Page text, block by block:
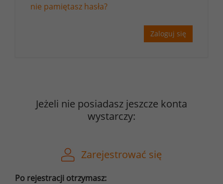
nie pamiętasz hasła?
Zaloguj się
Jeżeli nie posiadasz jeszcze konta
wystarczy:
Zarejestrować się
Po rejestracji otrzymasz: